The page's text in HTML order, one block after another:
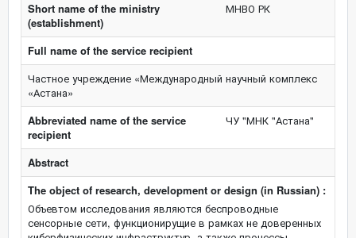
Short name of the ministry
(establishment)
МНВО РК
Full name of the service recipient
Частное учреждение «Международный научный комплекс
«Астана»
Abbreviated name of the service
recipient
ЧУ "МНК "Астана"
Abstract
The object of research, development or design (in Russian) :
Объевтом исследования являются беспроводные
сенсорные сети, функционирущие в рамках не доверенных